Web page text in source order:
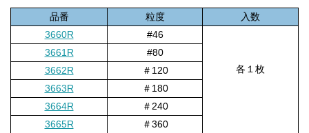
品番 粒度
入数
3660R
#46
各１枚
3661R
#80
3662R
＃120
3663R
＃180
3664R
＃240
3665R
＃360